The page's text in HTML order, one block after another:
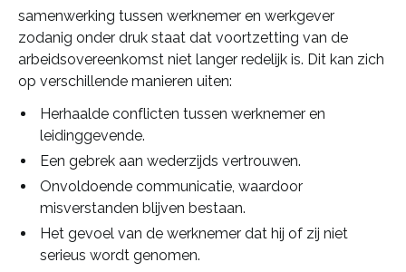
samenwerking tussen werknemer en werkgever
zodanig onder druk staat dat voortzetting van de
arbeidsovereenkomst niet langer redelijk is. Dit kan zich
op verschillende manieren uiten:
Herhaalde conflicten tussen werknemer en
leidinggevende.
Een gebrek aan wederzijds vertrouwen.
Onvoldoende communicatie, waardoor
misverstanden blijven bestaan.
Het gevoel van de werknemer dat hij of zij niet
serieus wordt genomen.